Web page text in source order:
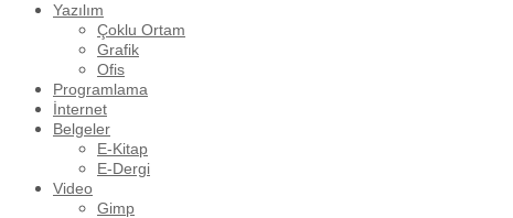
Yazılım
Çoklu Ortam
Grafik
Ofis
Programlama
İnternet
Belgeler
E-Kitap
E-Dergi
Video
Gimp